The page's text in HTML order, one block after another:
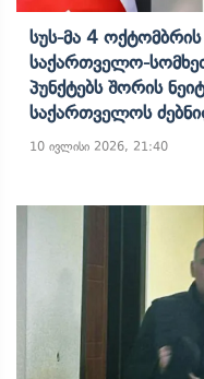
Სუს-Მა 4 Ოქტომბრის
Საქართველო-
Პუნქტებს Შორის
Საქართველოს
10 ივლისი 2026, 21:40